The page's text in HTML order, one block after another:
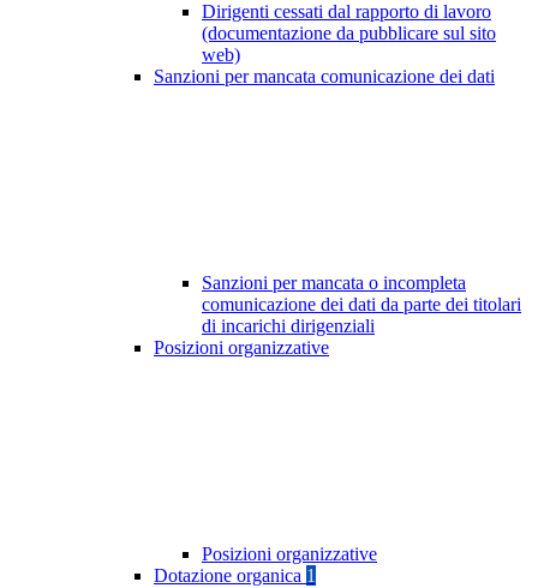
Dirigenti cessati dal rapporto di lavoro
(documentazione da pubblicare sul sito
web)
Sanzioni per mancata comunicazione dei dati
Sanzioni per mancata o incompleta
comunicazione dei dati da parte dei titolari
di incarichi dirigenziali
Posizioni organizzative
Posizioni organizzative
Dotazione organica 1